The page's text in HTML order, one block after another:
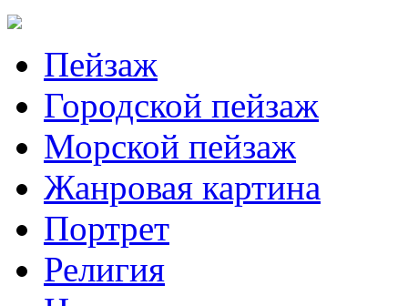
Пейзаж
Городской пейзаж
Морской пейзаж
Жанровая картина
Портрет
Религия